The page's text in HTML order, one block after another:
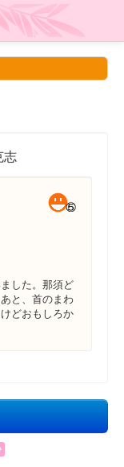
した。那須ど
と、首のまわ
どおもしろか